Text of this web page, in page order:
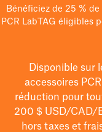
Bénéficiez de 25 %
PCR LabTAG éligibles
Disponible sur
accessoires
réduction pour
200 $USD/CAD/
hors taxes et